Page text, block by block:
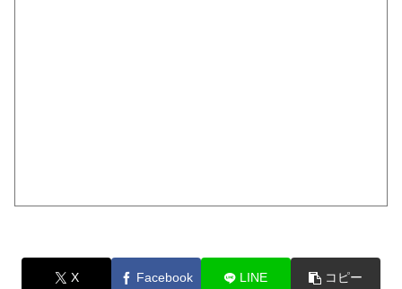
X Facebook LINE コピー